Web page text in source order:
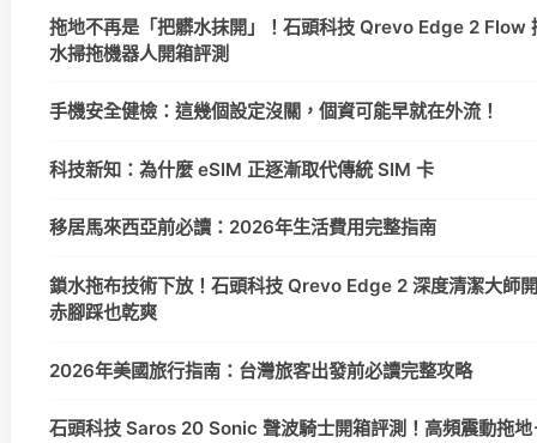
拖地不再是「把髒水抹開」！石頭科技 Qrevo Edge 2 Flow
水掃拖機器人開箱評測
手機安全健檢：這幾個設定沒關，個資可能早就在外流！
科技新知：為什麼 eSIM 正逐漸取代傳統 SIM 卡
移居馬來西亞前必讀：2026年生活費用完整指南
鎖水拖布技術下放！石頭科技 Qrevo Edge 2 深度清潔大師
赤腳踩也乾爽
2026年美國旅行指南：台灣旅客出發前必讀完整攻略
石頭科技 Saros 20 Sonic 聲波騎士開箱評測！高頻震動拖